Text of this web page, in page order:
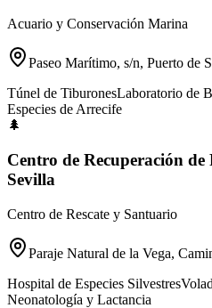
Acuario y Conservación Marina
Paseo Marítimo, s/n, Puerto de
Túnel de TiburonesLaboratorio de
Especies de Arrecife
🌲
Centro de Recuperación de
Sevilla
Centro de Rescate y Santuario
Paraje Natural de la Vega,
Hospital de Especies Silvestres
Neonatología y Lactancia